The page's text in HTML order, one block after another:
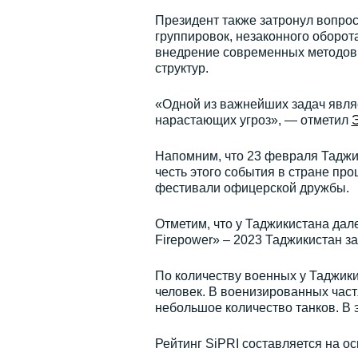
Президент также затронул
группировок, незаконного
внедрение современных
структур.
«Одной из важнейших задач
нарастающих угроз», — отметил
Напомним, что 23 февраля
честь этого события в стране
фестивали офицерской дружбы.
Отметим, что у Таджикистана
Firepower» – 2023 Таджикистан
По количеству военных у
человек. В военизированных
небольшое количество танков. В
Рейтинг SiPRI составляется на